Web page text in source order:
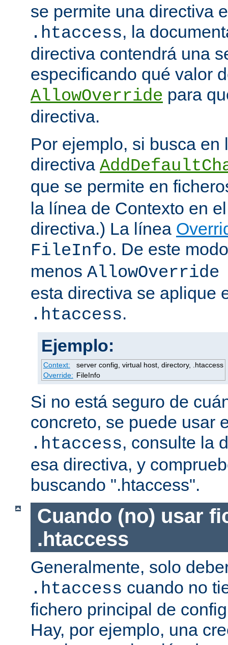
se permite una directiva
.htaccess, la
directiva contendrá una
especificando qué valor
AllowOverride para
directiva.
Por ejemplo, si busca en
directiva
que se permite en
la línea de Contexto en
directiva.) La línea
FileInfo. De este
menos
esta directiva se aplique
.htaccess.
Ejemplo:
Context:
server config, virtual host, directory, .htaccess
Override: FileInfo
Si no está seguro de
concreto, se puede usar
.htaccess, consulte la
esa directiva, y
buscando ".htaccess".
Cuando (no) usar
.htaccess
Generalmente, solo
.htaccess cuando no
fichero principal de
Hay, por ejemplo, una